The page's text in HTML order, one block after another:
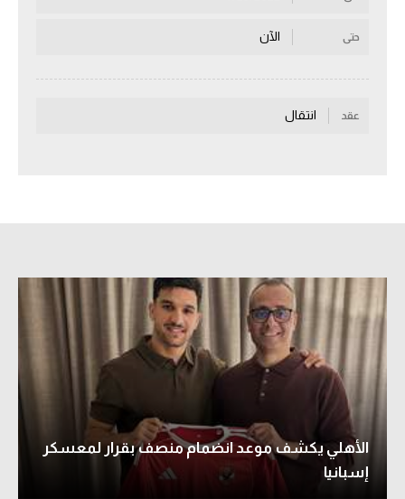
كرة السلة الأمريكية
كرة سلة
كرة طائرة
الوطن العربي
في المونديال
حتى الآن
عقد انتقال
الأهلي يكشف موعد انضمام منصف بقرار لمعسكر
إسبانيا